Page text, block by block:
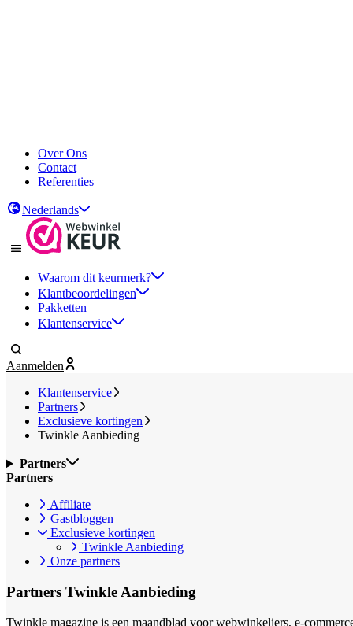
Over Ons
Contact
Referenties
Nederlands
Waarom dit keurmerk?
Klantbeoordelingen
Pakketten
Klantenservice
Aanmelden
Klantenservice
Partners
Exclusieve kortingen
Twinkle Aanbieding
Partners
Partners
Affiliate
Gastbloggen
Exclusieve kortingen
Twinkle Aanbieding
Onze partners
Partners Twinkle Aanbieding
Twinkle magazine is een maandblad voor webwinkeliers, e-